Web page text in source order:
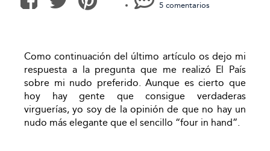
5 comentarios
Como continuación del último artículo os dejo mi
respuesta a la pregunta que me realizó El País
sobre mi nudo preferido. Aunque es cierto que
hoy hay gente que consigue verdaderas
virguerías, yo soy de la opinión de que no hay un
nudo más elegante que el sencillo “four in hand”.